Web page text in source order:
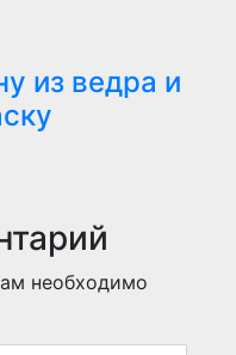
из ведра и
необходимо